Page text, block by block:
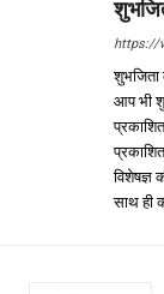
https://
आप भी
साथ ही